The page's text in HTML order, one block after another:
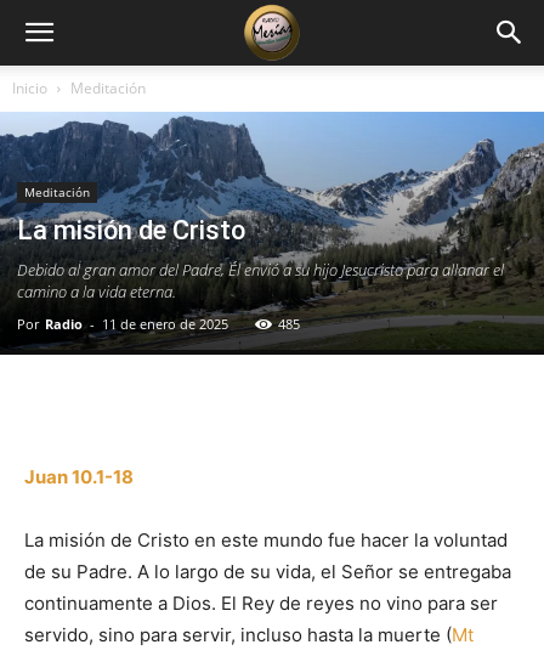
Inicio Meditación
Meditación
La misión de Cristo
Debido al gran amor del Padre, Él envió a su hijo Jesucristo para allanar el
camino a la vida eterna.
Por Radio - 11 de enero de 2025 485
Juan 10.1-18
La misión de Cristo en este mundo fue hacer la voluntad
de su Padre. A lo largo de su vida, el Señor se entregaba
continuamente a Dios. El Rey de reyes no vino para ser
servido, sino para servir, incluso hasta la muerte (Mt